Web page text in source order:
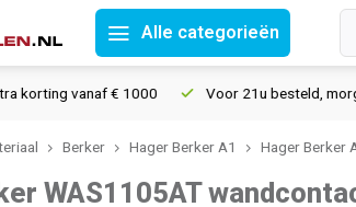
Alle categorieën
vanaf € 1000 Voor 21u besteld, morgen in
Berker Hager Berker A1 Hager Berker
WAS1105AT